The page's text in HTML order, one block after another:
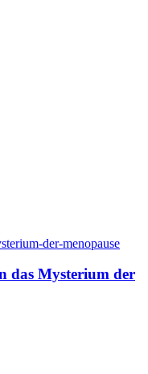
das Mysterium der